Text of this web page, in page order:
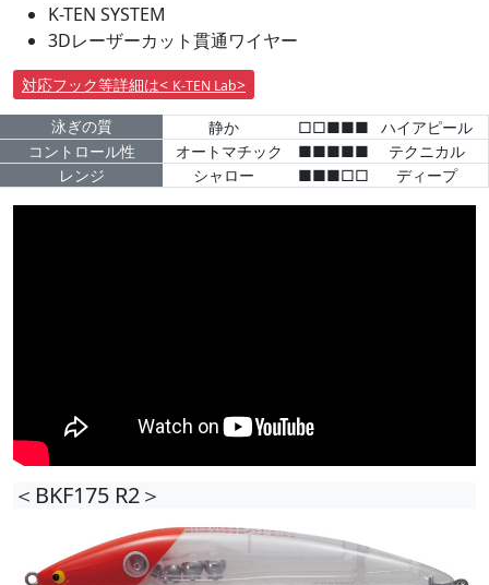
K-TEN SYSTEM
3Dレーザーカット貫通ワイヤー
対応フック等詳細は< K-TEN Lab>
泳ぎの質
静か □□■■■
ハイアピール
コントロール性
オートマチック ■■■■■
テクニカル
レンジ
シャロー ■■■□□ ディープ
＜BKF175 R2＞